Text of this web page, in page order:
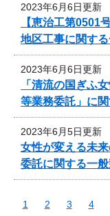
2023年6月6日更新
【恵治工第
地区工事に関す
2023年6月6日更新
「清流の国ぎふ
等業務委託」に
2023年6月5日更新
女性が変える未
委託に関する一
1 2 3 4